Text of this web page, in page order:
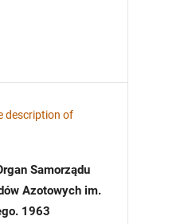
description of
Samorządu
Azotowych im.
1963